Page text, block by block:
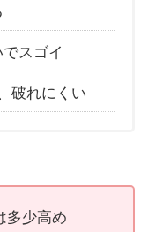
スゴイ
破れにくい
多少高め